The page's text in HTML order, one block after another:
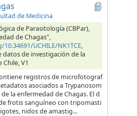
de Medicina
de Parasitología (CBPar),
de Chagas",
UCHILE/NK1TCE,
datos de investigación de la
Chile, V1
registros de microfotograf
asociados a Trypanosom
la enfermedad de Chagas. El d
frotis sanguíneo con tripomasti
nidos de amastig...